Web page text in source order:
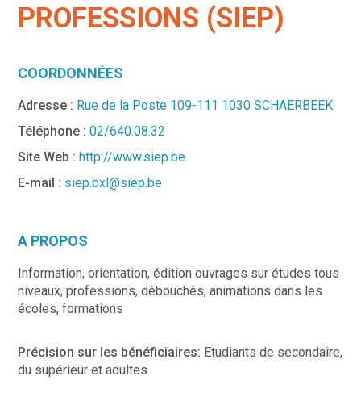
PROFESSIONS (SIEP)
COORDONNÉES
Adresse : Rue de la Poste 109-111 1030 SCHAERBEEK
Téléphone :02/640.08.32
Site Web : http://www.siep.be
E-mail : siep.bxl@siep.be
A PROPOS
Information, orientation, édition ouvrages sur études tous
niveaux, professions, débouchés, animations dans les
écoles, formations
Précision sur les bénéficiaires: Etudiants de secondaire,
du supérieur et adultes